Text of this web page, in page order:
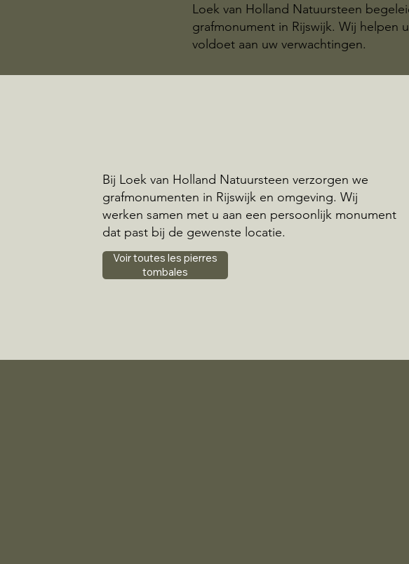
Loek van Holland Natuursteen
grafmonument in Rijswijk. Wij helpen
voldoet aan uw verwachtingen.
Bij Loek van Holland Natuursteen verzorgen we
grafmonumenten in Rijswijk en omgeving. Wij
werken samen met u aan een persoonlijk monument
dat past bij de gewenste locatie.
Voir toutes les pierres
tombales